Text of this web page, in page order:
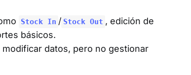
Stock In / Stock Out , edición de
básicos.
datos, pero no gestionar